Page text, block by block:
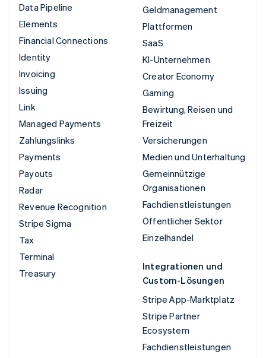
Data Pipeline
Elements
Financial Connections
Identity
Invoicing
Issuing
Link
Managed Payments
Zahlungslinks
Payments
Payouts
Radar
Revenue Recognition
Stripe Sigma
Tax
Terminal
Treasury
Geldmanagement
Plattformen
SaaS
KI-Unternehmen
Creator Economy
Gaming
Bewirtung, Reisen und
Freizeit
Versicherungen
Medien und Unterhaltung
Gemeinnützige
Organisationen
Fachdienstleistungen
Öffentlicher Sektor
Einzelhandel
Integrationen und
Custom-Lösungen
Stripe App-Marktplatz
Stripe Partner
Ecosystem
Fachdienstleistungen